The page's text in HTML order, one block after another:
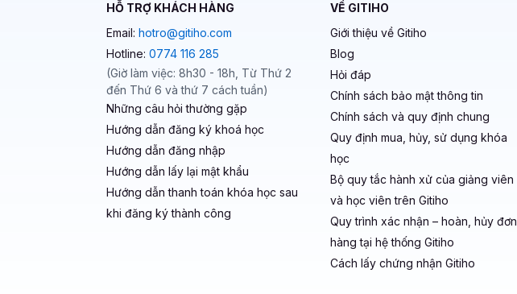
HỖ TRỢ KHÁCH HÀNG
Email: hotro@gitiho.com
Hotline: 0774 116 285
(Giờ làm việc: 8h30 - 18h, Từ Thứ 2
đến Thứ 6 và thứ 7 cách tuần)
Những câu hỏi thường gặp
Hướng dẫn đăng ký khoá học
Hướng dẫn đăng nhập
Hướng dẫn lấy lại mật khẩu
Hướng dẫn thanh toán khóa học sau
khi đăng ký thành công
VỀ GITIHO
Giới thiệu về Gitiho
Blog
Hỏi đáp
Chính sách bảo mật thông tin
Chính sách và quy định chung
Quy định mua, hủy, sử dụng khóa
học
Bộ quy tắc hành xử của giảng viên
và học viên trên Gitiho
Quy trình xác nhận – hoàn, hủy đơn
hàng tại hệ thống Gitiho
Cách lấy chứng nhận Gitiho